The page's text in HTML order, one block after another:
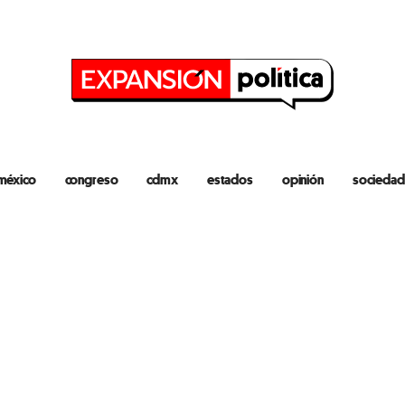
congreso cdmx estados opinión sociedad